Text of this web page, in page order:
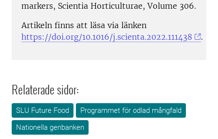
markers, Scientia Horticulturae, Volume 306.
Artikeln finns att läsa via länken
https://doi.org/10.1016/j.scienta.2022.111438
.
Relaterade sidor:
SLU Future Food
Programmet för odlad mångfald
Nationella genbanken